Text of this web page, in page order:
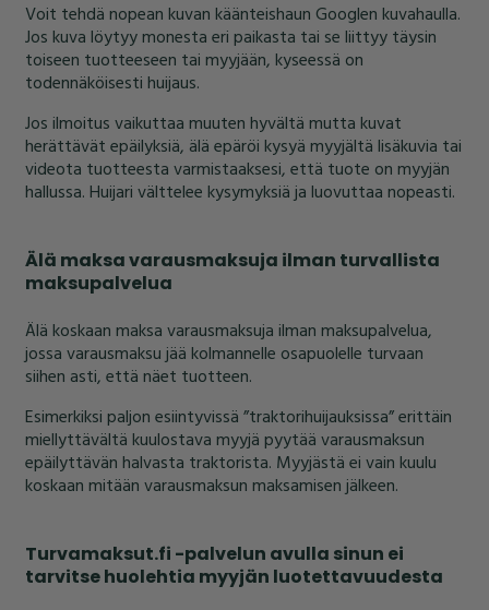
Voit tehdä nopean kuvan käänteishaun Googlen kuvahaulla.
Jos kuva löytyy monesta eri paikasta tai se liittyy täysin
toiseen tuotteeseen tai myyjään, kyseessä on
todennäköisesti huijaus.
Jos ilmoitus vaikuttaa muuten hyvältä mutta kuvat
herättävät epäilyksiä, älä epäröi kysyä myyjältä lisäkuvia tai
videota tuotteesta varmistaaksesi, että tuote on myyjän
hallussa. Huijari välttelee kysymyksiä ja luovuttaa nopeasti.
Älä maksa varausmaksuja ilman turvallista
maksupalvelua
Älä koskaan maksa varausmaksuja ilman maksupalvelua,
jossa varausmaksu jää kolmannelle osapuolelle turvaan
siihen asti, että näet tuotteen.
Esimerkiksi paljon esiintyvissä ”traktorihuijauksissa” erittäin
miellyttävältä kuulostava myyjä pyytää varausmaksun
epäilyttävän halvasta traktorista. Myyjästä ei vain kuulu
koskaan mitään varausmaksun maksamisen jälkeen.
Turvamaksut.fi -palvelun avulla sinun ei
tarvitse huolehtia myyjän luotettavuudesta